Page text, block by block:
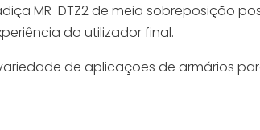
MR-DTZ2 de meia sobreposição
do utilizador final.
de aplicações de armários